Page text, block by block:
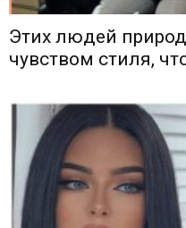
Этих людей
чувством стиля,